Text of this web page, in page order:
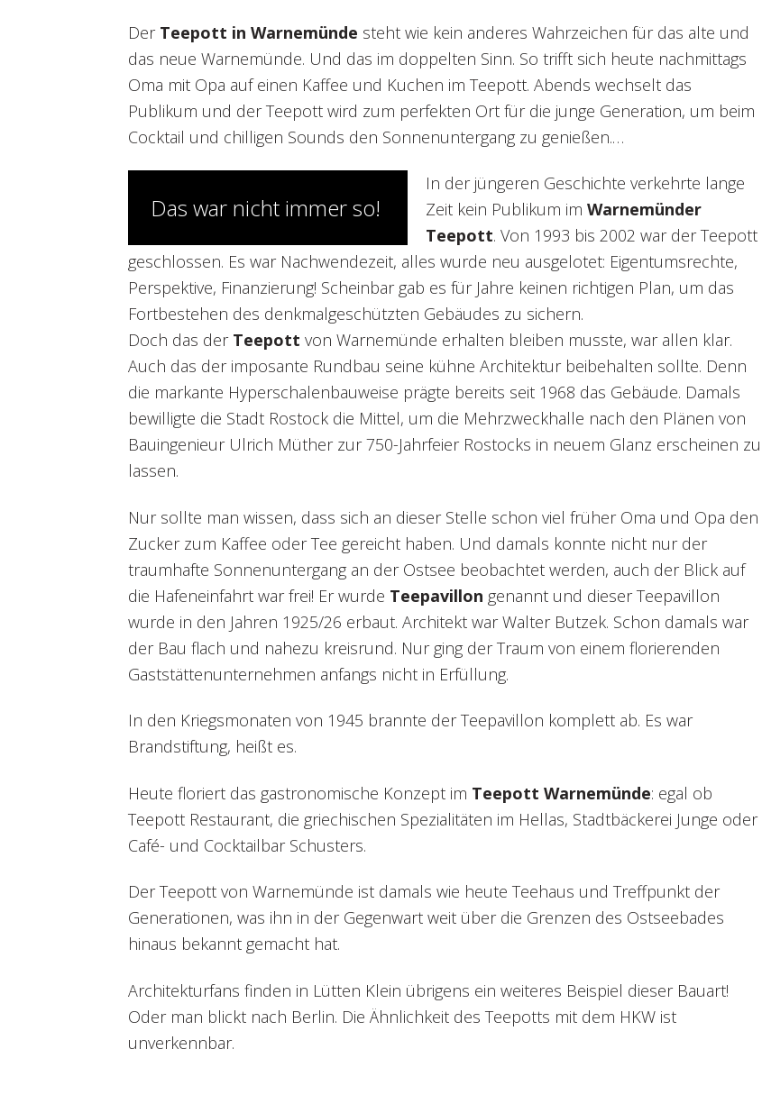
Der Teepott in Warnemünde steht wie kein anderes Wahrzeichen für das alte und
das neue Warnemünde. Und das im doppelten Sinn. So trifft sich heute nachmittags
Oma mit Opa auf einen Kaffee und Kuchen im Teepott. Abends wechselt das
Publikum und der Teepott wird zum perfekten Ort für die junge Generation, um beim
Cocktail und chilligen Sounds den Sonnenuntergang zu genießen.…
Das war nicht immer so!
In der jüngeren Geschichte verkehrte lange
Zeit kein Publikum im Warnemünder
Teepott. Von 1993 bis 2002 war der Teepott
geschlossen. Es war Nachwendezeit, alles wurde neu ausgelotet: Eigentumsrechte,
Perspektive, Finanzierung! Scheinbar gab es für Jahre keinen richtigen Plan, um das
Fortbestehen des denkmalgeschützten Gebäudes zu sichern.
Doch das der Teepott von Warnemünde erhalten bleiben musste, war allen klar.
Auch das der imposante Rundbau seine kühne Architektur beibehalten sollte. Denn
die markante Hyperschalenbauweise prägte bereits seit 1968 das Gebäude. Damals
bewilligte die Stadt Rostock die Mittel, um die Mehrzweckhalle nach den Plänen von
Bauingenieur Ulrich Müther zur 750-Jahrfeier Rostocks in neuem Glanz erscheinen zu
lassen.
Nur sollte man wissen, dass sich an dieser Stelle schon viel früher Oma und Opa den
Zucker zum Kaffee oder Tee gereicht haben. Und damals konnte nicht nur der
traumhafte Sonnenuntergang an der Ostsee beobachtet werden, auch der Blick auf
die Hafeneinfahrt war frei! Er wurde Teepavillon genannt und dieser Teepavillon
wurde in den Jahren 1925/26 erbaut. Architekt war Walter Butzek. Schon damals war
der Bau flach und nahezu kreisrund. Nur ging der Traum von einem florierenden
Gaststättenunternehmen anfangs nicht in Erfüllung.
In den Kriegsmonaten von 1945 brannte der Teepavillon komplett ab. Es war
Brandstiftung, heißt es.
Heute floriert das gastronomische Konzept im Teepott Warnemünde: egal ob
Teepott Restaurant, die griechischen Spezialitäten im Hellas, Stadtbäckerei Junge oder
Café- und Cocktailbar Schusters.
Der Teepott von Warnemünde ist damals wie heute Teehaus und Treffpunkt der
Generationen, was ihn in der Gegenwart weit über die Grenzen des Ostseebades
hinaus bekannt gemacht hat.
Architekturfans finden in Lütten Klein übrigens ein weiteres Beispiel dieser Bauart!
Oder man blickt nach Berlin. Die Ähnlichkeit des Teepotts mit dem HKW ist
unverkennbar.